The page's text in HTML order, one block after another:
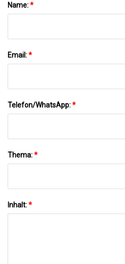
Name:*
Email:*
Telefon/WhatsApp:*
Thema:*
Inhalt:*